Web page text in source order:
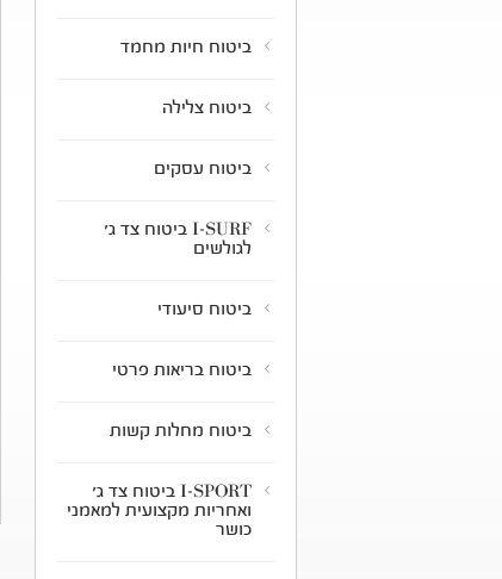
ביטוח חיות מחמד
ביטוח צלילה
ביטוח עסקים
I-SURF ביטוח צד ג'
לגולשים
ביטוח סיעודי
ביטוח בריאות פרטי
ביטוח מחלות קשות
I-SPORT ביטוח צד ג'
ואחריות מקצועית למאמני
כושר